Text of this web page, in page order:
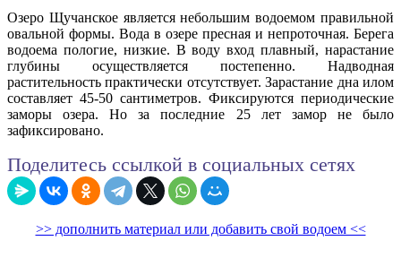
Озеро Щучанское является небольшим водоемом правильной
овальной формы. Вода в озере пресная и непроточная. Берега
водоема пологие, низкие. В воду вход плавный, нарастание
глубины осуществляется постепенно. Надводная
растительность практически отсутствует. Зарастание дна илом
составляет 45-50 сантиметров. Фиксируются периодические
заморы озера. Но за последние 25 лет замор не было
зафиксировано.
Поделитесь ссылкой в социальных сетях
>> дополнить материал или добавить свой водоем <<